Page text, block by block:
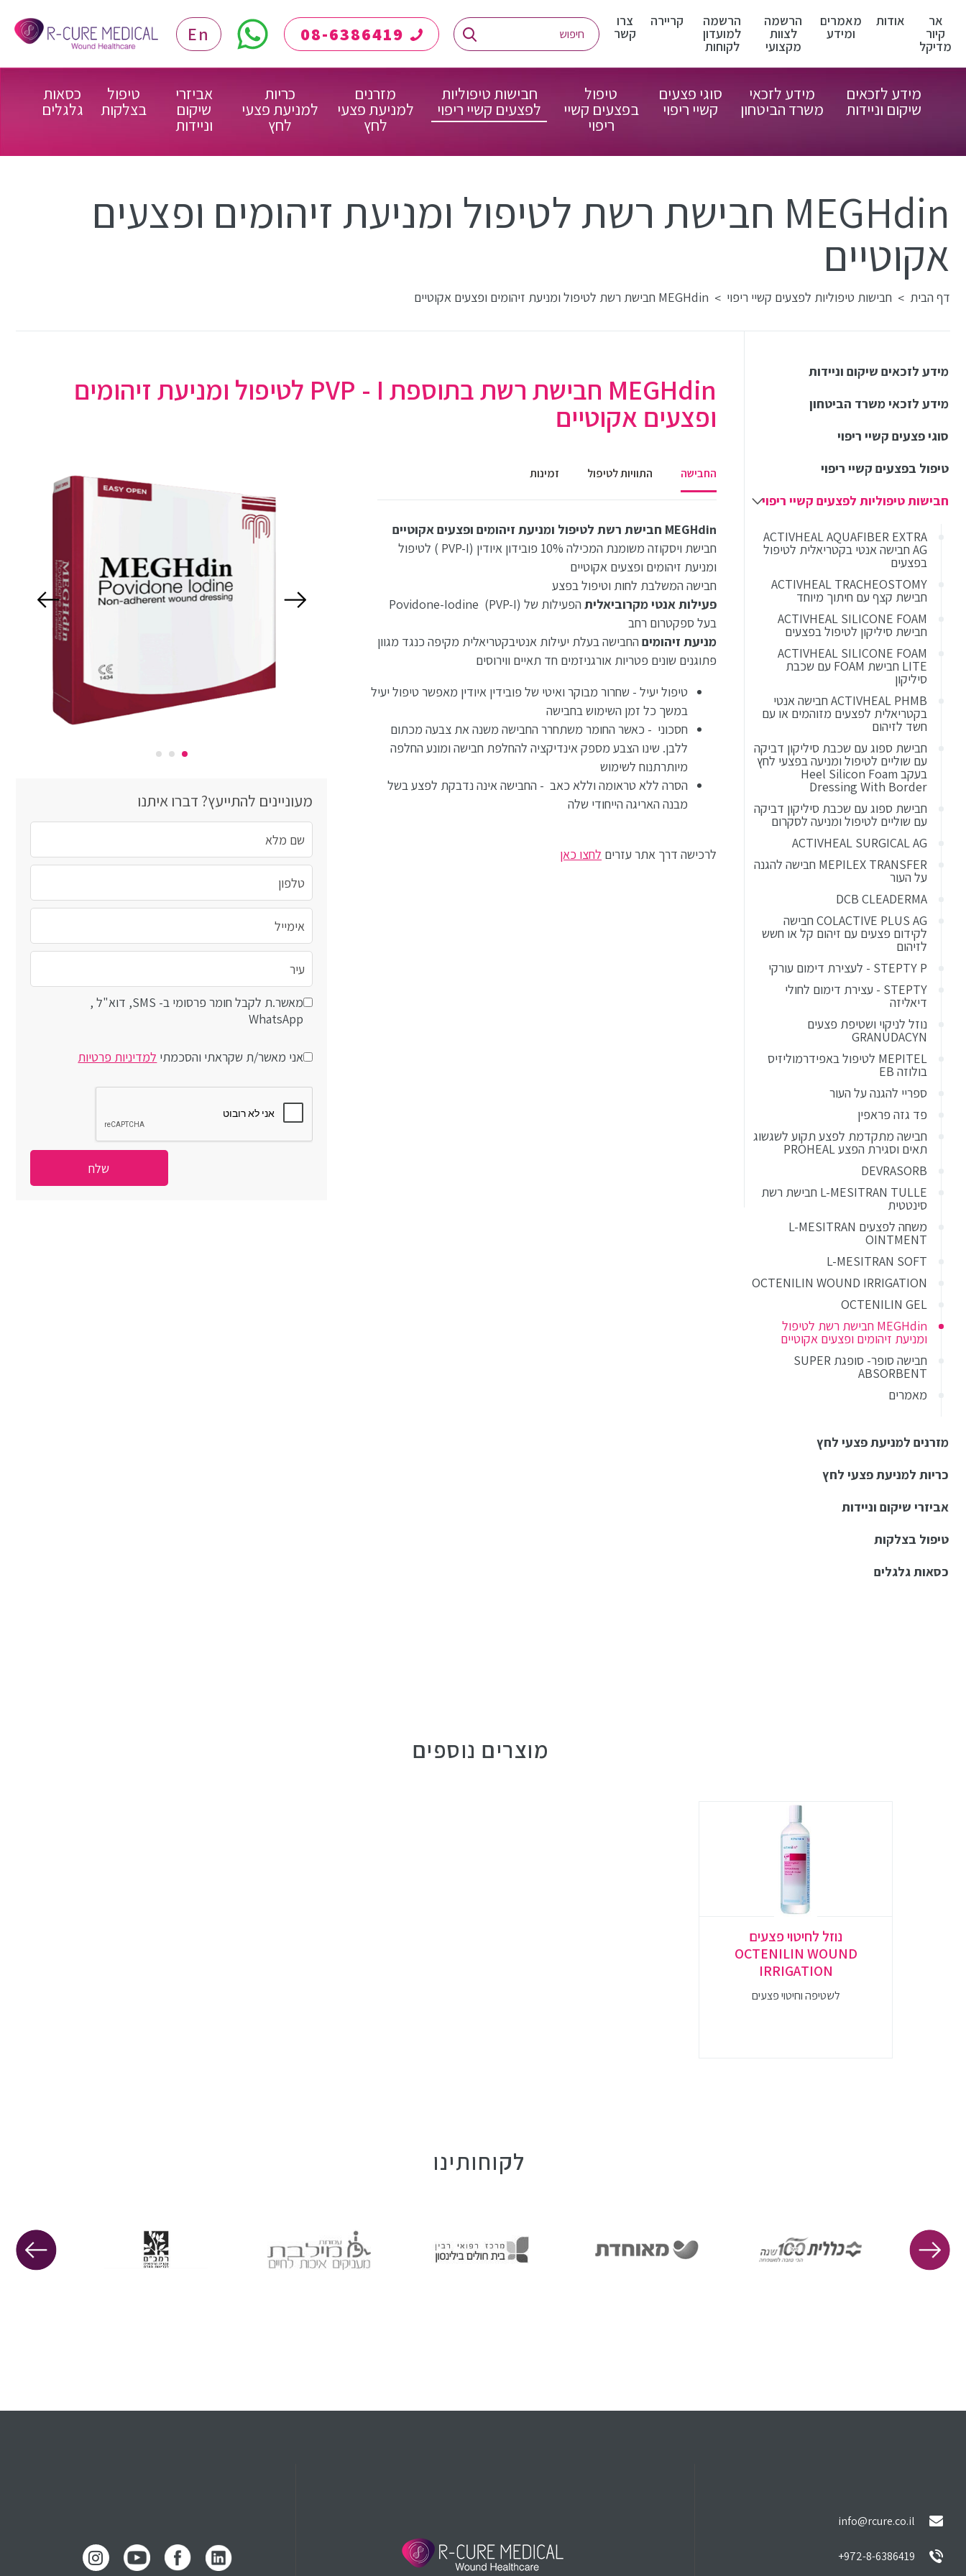
אר
קיור
מדיקל
אודות מאמרים
ומידע
הרשמה
לצוות
מקצועי
הרשמה
למועדון
לקוחות
קריירה צרו
קשר En
מידע לזכאים
שיקום וניידות
מידע לזכאי
משרד הביטחון
סוגי פצעים
קשיי ריפוי
טיפול
בפצעים קשיי
ריפוי
חבישות טיפוליות
לפצעים קשיי ריפוי
מזרנים
למניעת פצעי
לחץ
כריות
למניעת פצעי
לחץ
אביזרי
שיקום
וניידות
טיפול
בצלקות
כסאות
גלגלים
MEGHdin חבישת רשת לטיפול ומניעת זיהומים ופצעים
אקוטיים
דף הבית > חבישות טיפוליות לפצעים קשיי ריפוי > MEGHdin חבישת רשת לטיפול ומניעת זיהומים ופצעים אקוטיים
מידע לזכאים שיקום וניידות
מידע לזכאי משרד הביטחון
סוגי פצעים קשיי ריפוי
טיפול בפצעים קשיי ריפוי
חבישות טיפוליות לפצעים קשיי ריפוי
ACTIVHEAL AQUAFIBER EXTRA
AG חבישה אנטי בקטריאלית לטיפול
בפצעים
ACTIVHEAL TRACHEOSTOMY
חבישת קצף עם חיתוך מיוחד
ACTIVHEAL SILICONE FOAM
חבישת סיליקון לטיפול בפצעים
ACTIVHEAL SILICONE FOAM
LITE חבישת FOAM עם שכבת
סיליקון
ACTIVHEAL PHMB חבישה אנטי
בקטריאלית לפצעים מזוהמים או עם
חשד לזיהום
חבישת ספוג עם שכבת סיליקון דביקה
עם שוליים לטיפול ומניעה בפצעי לחץ
בעקב Heel Silicon Foam
Dressing With Border
חבישת ספוג עם שכבת סיליקון דביקה
עם שוליים לטיפול ומניעה לסקרום
ACTIVHEAL SURGICAL AG
MEPILEX TRANSFER חבישה להגנה
על העור
DCB CLEADERMA
COLACTIVE PLUS AG חבישה
לקידום פצעים עם זיהום קל או חשש
לזיהום
STEPTY P - לעצירת דימום עורקי
STEPTY - עצירת דימום לחולי
דיאליזה
נוזל לניקוי ושטיפת פצעים
GRANUDACYN
MEPITEL לטיפול באפידרמוליזיס
בולוזה EB
ספריי להגנה על העור
פד גזה פראפין
חבישה מתקדמת לפצע תקוע לשגשוג
תאים וסגירת הפצע PROHEAL
DEVRASORB
L-MESITRAN TULLE חבישת רשת
סינטטית
משחה לפצעים L-MESITRAN
OINTMENT
L-MESITRAN SOFT
OCTENILIN WOUND IRRIGATION
OCTENILIN GEL
MEGHdin חבישת רשת לטיפול
ומניעת זיהומים ופצעים אקוטיים
חבישה סופר- סופגת SUPER
ABSORBENT
מאמרים
מזרנים למניעת פצעי לחץ
כריות למניעת פצעי לחץ
אביזרי שיקום וניידות
טיפול בצלקות
כסאות גלגלים
MEGHdin חבישת רשת בתוספת PVP - I לטיפול ומניעת זיהומים
ופצעים אקוטיים
החבישה התוויות לטיפול זמינות
MEGHdin חבישת רשת לטיפול ומניעת זיהומים ופצעים אקוטיים
חבישת ויסקוזה משומנת המכילה 10% פובידון איודין (PVP-I ) לטיפול
ומניעת זיהומים ופצעים אקוטיים
חבישה המשלבת לחות וטיפול בפצע
פעילות אנטי מקרוביאלית
הפעילות של (PVP-I) Povidone-Iodine
בעל ספקטרום רחב
מניעת זיהומים החבישה בעלת יעילות אנטיבקטריאלית מקיפה כנגד מגוון
פתוגנים שונים פטריות אורגניזמים חד תאיים ווירוסים
טיפול יעיל - שחרור מבוקר ואיטי של פובידין איודין מאפשר טיפול יעיל
במשך כל זמן השימוש בחבישה
חסכוני - כאשר החומר משתחרר החבישה משנה את צבעה מכתום
ללבן. שינו הצבע מספק אינדיקציה להחלפת חבישה ומונע החלפה
מיותרתנוח לשימוש
הסרה ללא טראומה וללא כאב - החבישה אינה נדבקת לפצע בשל
מבנה האריגה הייחודי שלה
לרכישה דרך אתר עזרים לחצו כאן
מעוניינים להתייעץ? דברו איתנו
מאשר.ת לקבל חומר פרסומי ב- SMS, דוא"ל ,
WhatsApp
אני מאשר/ת שקראתי והסכמתי למדיניות פרטיות
מוצרים נוספים
נוזל לחיטוי פצעים
OCTENILIN WOUND
IRRIGATION
לשטיפה וחיטוי פצעים
לקוחותינו
info@rcure.co.il
972-8-6386419+